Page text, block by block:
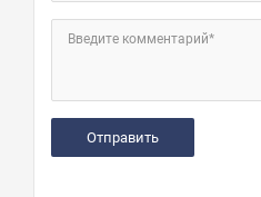
Введите комментарий*